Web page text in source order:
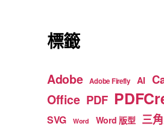
標籤
Adobe Adobe Firefly AI
Office PDF
SVG Word Word 版型 三